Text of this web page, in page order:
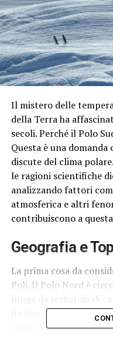
Il mistero delle
della Terra ha
secoli. Perché il Polo
Questa è una domanda
discute del clima
le ragioni scientifiche
analizzando fattori
atmosferica e altri
contribuiscono a
Geografia e
La prima cosa da
Poli. Il Polo Nord è
il calore proveniente
canto, il Polo Sud è